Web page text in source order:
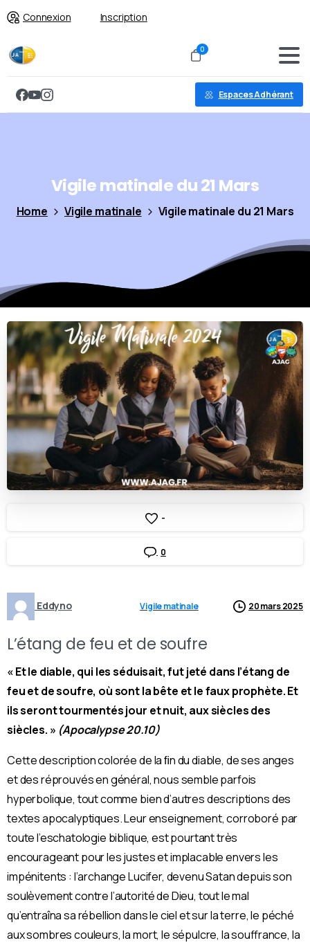
Connexion Inscription
0
Espaces Adhérant
Vigilematinaledu21 Mars
Home Vigile matinale Vigile matinale du 21 Mars
-
0
Eddyno Vigile matinale 20 mars 2025
L’étang de feu et de soufre
« Et le diable, qui les séduisait, fut jeté dans l’étang de
feu et de soufre, où sont la bête et le faux prophète. Et
ils seront tourmentés jour et nuit, aux siècles des
siècles. » (Apocalypse 20.10)
Cette description colorée de la ﬁn du diable, de ses anges
et des réprouvés en général, nous semble parfois
hyperbolique, tout comme bien d’autres descriptions des
textes apocalyptiques.Leur enseignement, corroboré par
toute l’eschatologie biblique, est pourtant très
encourageant pour les justes et implacable envers les
impénitents : l’archange Lucifer, devenu Satan depuis son
soulèvement contre l’autorité de Dieu, tout le mal
qu’entraîna sa rébellion dans le ciel et sur la terre, le péché
aux sombres couleurs, la mort, le sépulcre, la souffrance, la